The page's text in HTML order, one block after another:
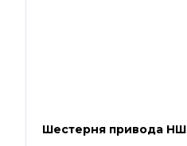
Шестерня привода НШ